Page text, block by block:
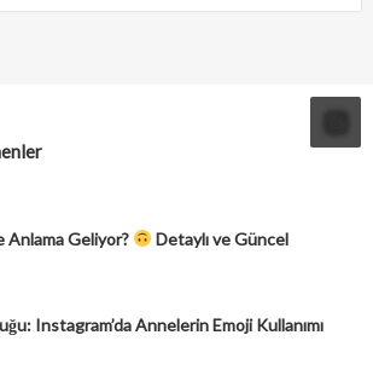
Anlama Geliyor?
Detaylı ve Güncel
Instagram’da Annelerin Emoji Kullanımı